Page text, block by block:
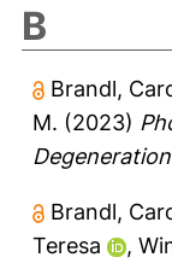
B
Brandl,
M. (2023)
Brandl,
Teresa
,